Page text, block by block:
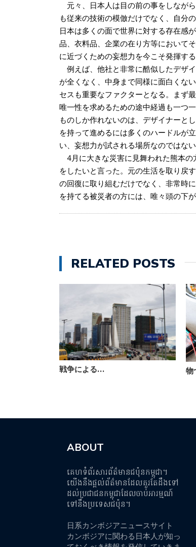
元々、日本人は目の前の事をしなが
も従来の技術の模倣だけでなく、自分
日本は多くの面で世界に対する存在感
品、衣料品、企業の在り方等において
に近づくための妄想力を今こそ発揮す
例えば、他社と非常に酷似したデザ
が全くなく、中身まで同様に面白くな
セスも重要なファクターとなる。まず
唯一性を求めるための途中経過も一つ
ものしか作れないのは、デザイナーと
を持って進めるには多くのハードルが
い、妄想力が試される場所なのではない
4月に大きな災害に見舞われた熊本の
をしたいと言った。元の生活を取り戻
の回復に取り組むだけでなく、非常時
を持てる被災者の方には、唯々頭の下が
RELATED POSTS
戦争による… 物
ABOUT
គេហទំព័រសារព័ត៌មានជប៉ុនកម្ពុជា។
យើងនឹងផ្តល់ព័ត៌មានដែលគួរតែដឹងទៅ
ដល់ប្រជាជនកម្ពុជាដែលចាប់អារម្មណ៍
ទៅនឹងប្រទេសជប៉ុន។
日系カンボジアニュースサイト
カンボジアに関わる日本人が知っ